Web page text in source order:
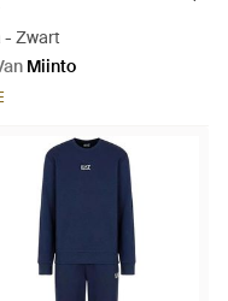
- Zwart
Miinto